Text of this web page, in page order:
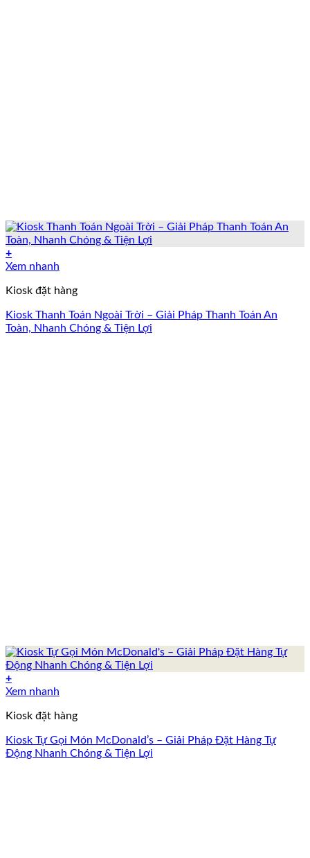
+
Xem nhanh
Kiosk đặt hàng
Kiosk Thanh Toán Ngoài Trời – Giải Pháp Thanh Toán An
Toàn, Nhanh Chóng & Tiện Lợi
+
Xem nhanh
Kiosk đặt hàng
Kiosk Tự Gọi Món McDonald’s – Giải Pháp Đặt Hàng Tự
Động Nhanh Chóng & Tiện Lợi